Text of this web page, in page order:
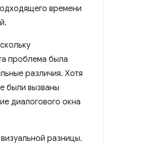
времени
проблема была
различия. Хотя
были вызваны
диалогового окна
разницы.